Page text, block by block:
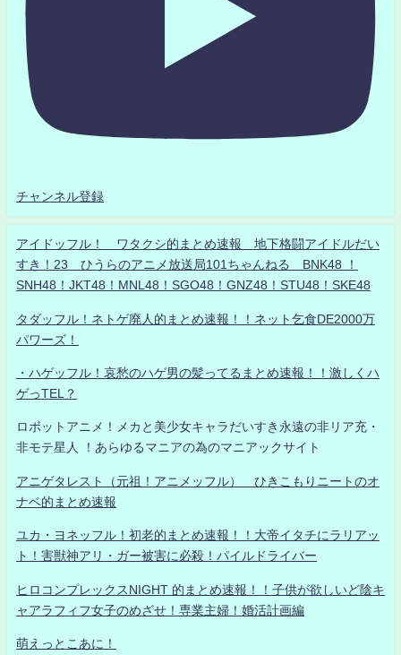
チャンネル登録
アイドッフル！ ワタクシ的まとめ速報 地下格闘アイドルだい
すき！23 ひうらのアニメ放送局101ちゃんねる BNK48 ！
SNH48！JKT48！MNL48！SGO48！GNZ48！STU48！SKE48
タダッフル！ネトゲ廃人的まとめ速報！！ネット乞食DE2000万
パワーズ！
・ハゲッフル！哀愁のハゲ男の髪ってるまとめ速報！！激しくハ
ゲっTEL？
ロボットアニメ！メカと美少女キャラだいすき永遠の非リア充・
非モテ星人 ！あらゆるマニアの為のマニアックサイト
アニゲタレスト（元祖！アニメッフル） ひきこもりニートのオ
ナベ的まとめ速報
ユカ・ヨネッフル！初老的まとめ速報！！大帝イタチにラリアッ
ト！害獣神アリ・ガー被害に必殺！パイルドライバー
ヒロコンプレックスNIGHT 的まとめ速報！！子供が欲しいど陰キ
ャアラフィフ女子のめざせ！専業主婦！婚活計画編
萌えっとこあに！